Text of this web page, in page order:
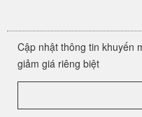
Cập nhật thông tin khuyến
giảm giá riêng biệt